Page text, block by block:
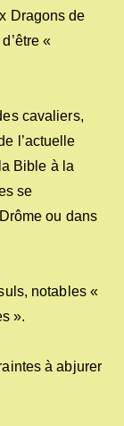
Dragons de
«
cavaliers,
l’actuelle
Bible à la
se
ou dans
notables «
».
à abjurer